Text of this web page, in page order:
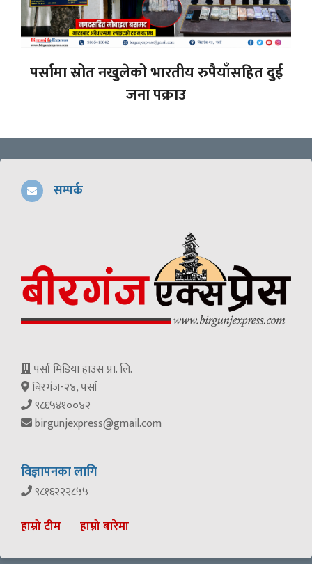
पर्सामा स्रोत नखुलेको भारतीय रुपैयाँसहित दुई
जना पक्राउ
सम्पर्क
पर्सा मिडिया हाउस प्रा. लि.
बिरगंज-२४, पर्सा
९८६५४१००४२
birgunjexpress@gmail.com
विज्ञापनका लागि
९८१६२२२८५५
हाम्रो टीम हाम्रो बारेमा